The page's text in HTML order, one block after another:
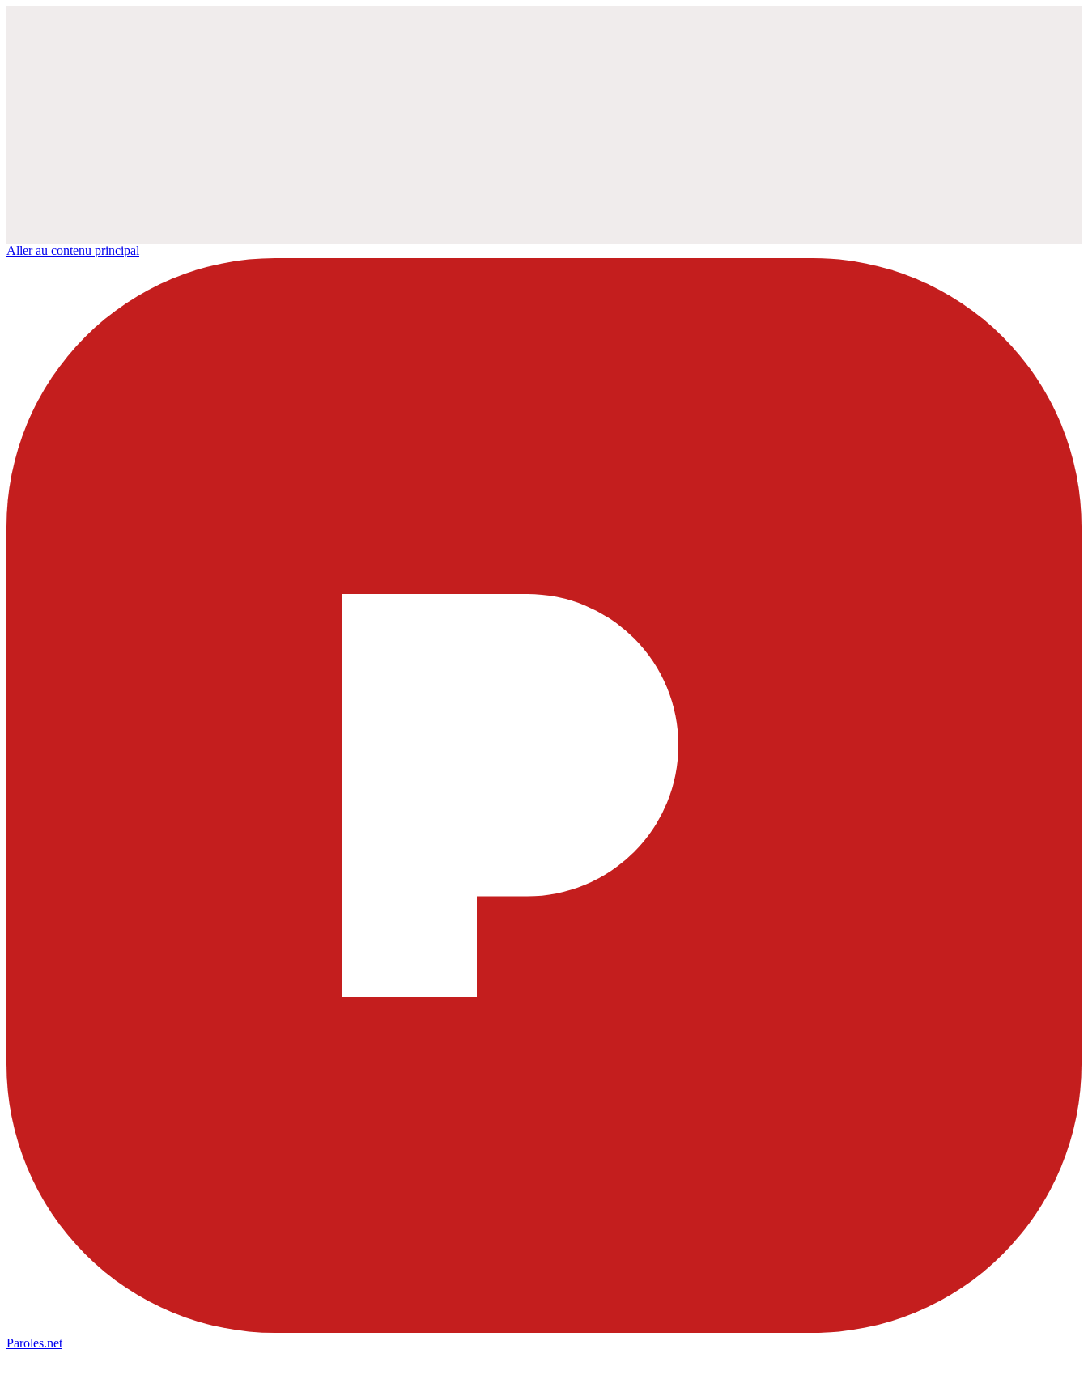
Aller au contenu principal
Paroles.net